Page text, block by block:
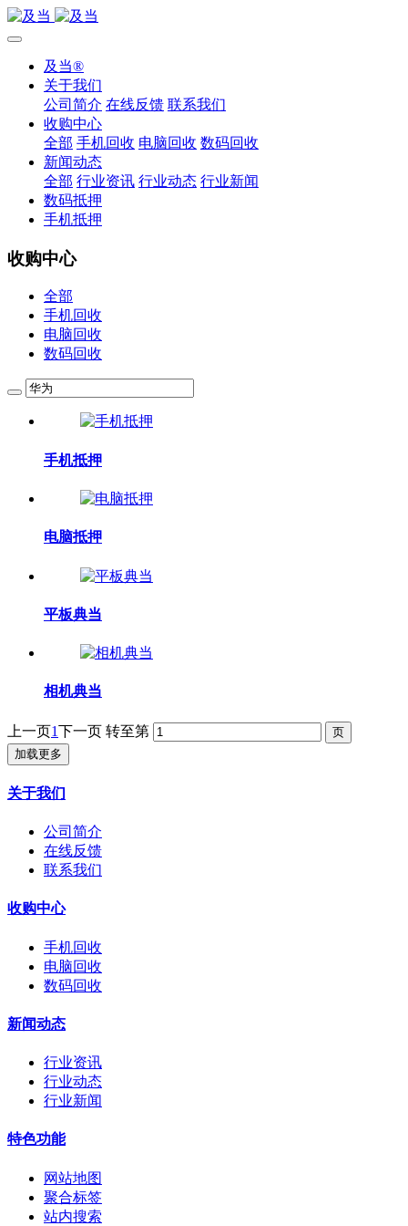
及当®
关于我们
公司简介 在线反馈 联系我们
收购中心
全部 手机回收 电脑回收 数码回收
新闻动态
全部 行业资讯 行业动态 行业新闻
数码抵押
手机抵押
收购中心
全部
手机回收
电脑回收
数码回收
手机抵押
电脑抵押
平板典当
相机典当
上一页1下一页 转至第
加载更多
关于我们
公司简介
在线反馈
联系我们
收购中心
手机回收
电脑回收
数码回收
新闻动态
行业资讯
行业动态
行业新闻
特色功能
网站地图
聚合标签
站内搜索